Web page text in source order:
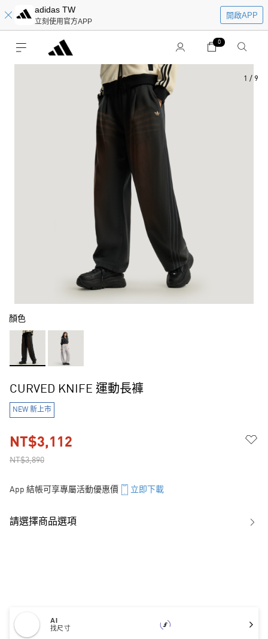
adidas TW
立刻使用官方APP
開啟APP
0
1 / 9
顏色
CURVED KNIFE 運動長褲
NEW 新上市
NT$3,890
NT$3,112
App 結帳可享專屬活動優惠價 立即下載
請選擇商品選項
AI
找尺寸